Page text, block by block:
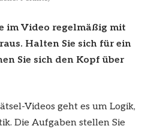
im Video regelmäßig mit
Halten Sie sich für ein
Sie sich den Kopf über
Videos geht es um Logik,
Die Aufgaben stellen Sie